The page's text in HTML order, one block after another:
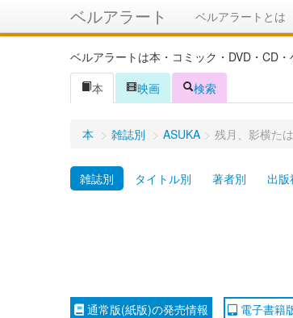
ベルアラート ベルアラートとは
ベルアラートは本・コミック・DVD・CD
本
映画 検索
本 > 雑誌別 > ASUKA > 残月、影横た
雑誌別 タイトル別 著者別 出版
通常版(紙版)の発売情報 電子書籍